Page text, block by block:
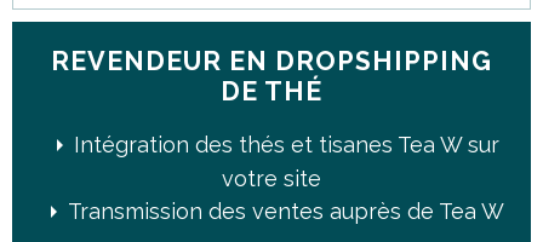
REVENDEUR EN DROPSHIPPING
DE THÉ
Intégration des thés et tisanes Tea W sur
votre site
Transmission des ventes auprès de Tea W